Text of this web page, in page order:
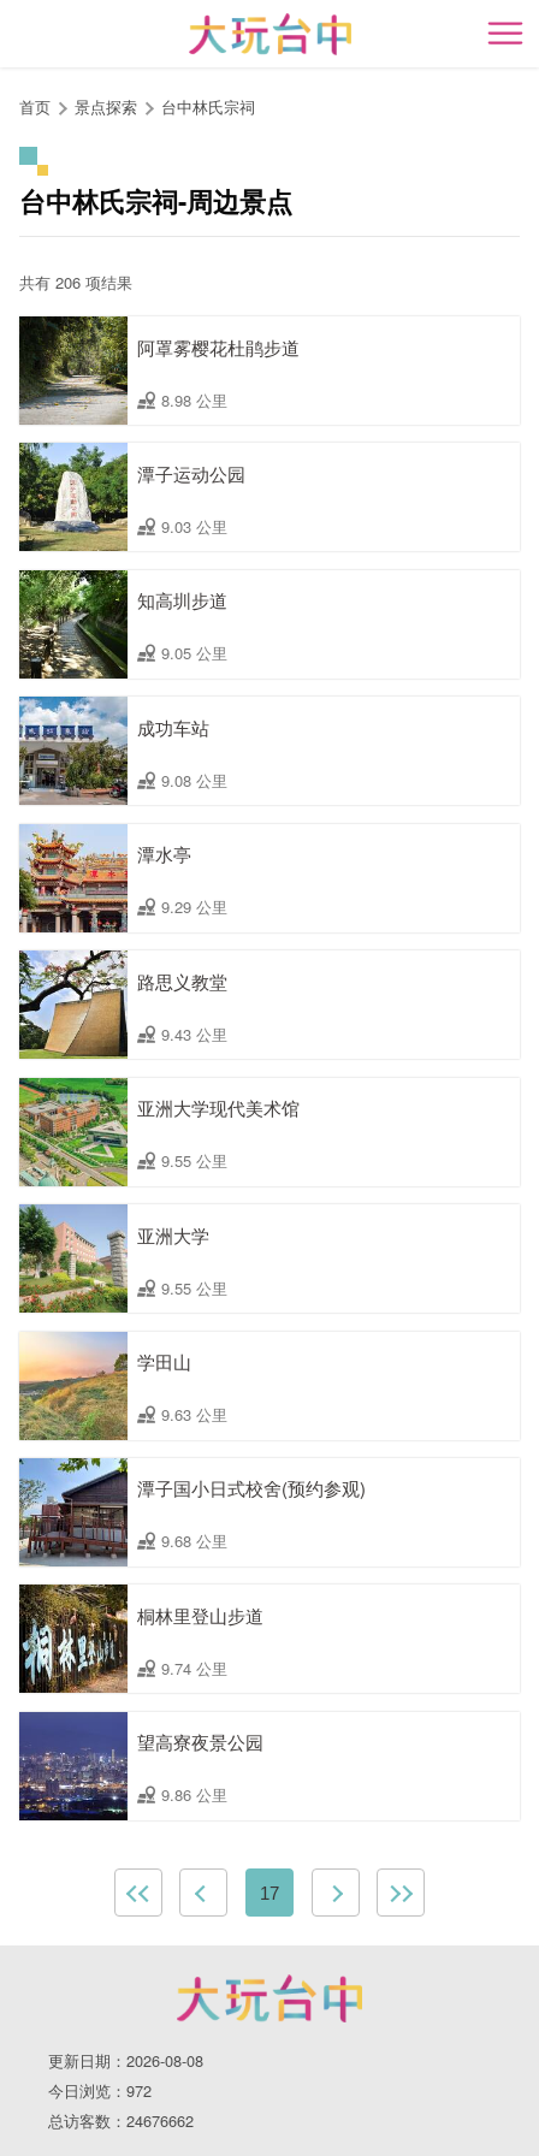
开
首页 景点探索 台中林氏宗祠
台中林氏宗祠-周边景点
共有 206 项结果
阿罩雾樱花杜鹃步道
8.98 公里
潭子运动公园
9.03 公里
知高圳步道
9.05 公里
成功车站
9.08 公里
潭水亭
9.29 公里
路思义教堂
9.43 公里
亚洲大学现代美术馆
9.55 公里
亚洲大学
9.55 公里
学田山
9.63 公里
潭子国小日式校舍(预约参观)
9.68 公里
桐林里登山步道
9.74 公里
望高寮夜景公园
9.86 公里
17
更新日期：2026-08-08
今日浏览：972
总访客数：24676662